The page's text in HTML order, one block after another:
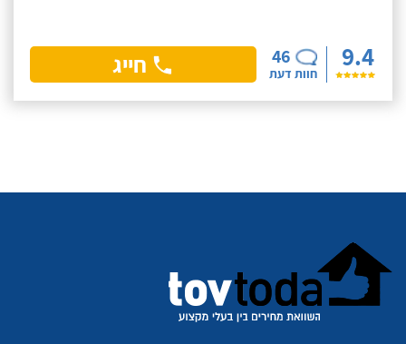
9.4
46
חוות דעת חייג